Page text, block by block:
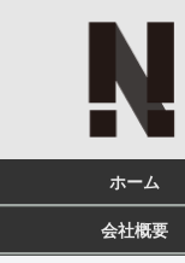
ホーム
会社概要